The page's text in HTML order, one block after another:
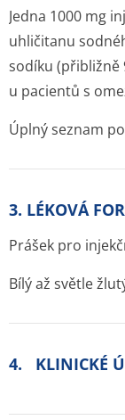
Jedna 1000 mg
uhličitanu
sodíku (přibližně
u pacientů s
Úplný seznam
3. LÉKOVÁ
Prášek pro
Bílý až světle
4. KLINICKÉ